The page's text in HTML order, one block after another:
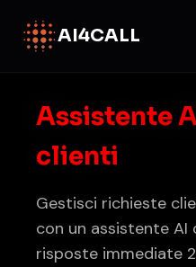
AI4CALL
Assistente
clienti
Gestisci richieste
con un assistente AI
risposte immediate